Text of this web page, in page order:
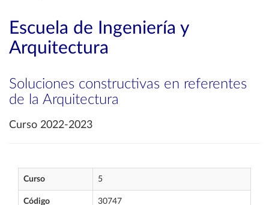
Escuela de Ingeniería y
Arquitectura
Soluciones constructivas en referentes
de la Arquitectura
Curso 2022-2023
Curso 5
Código 30747